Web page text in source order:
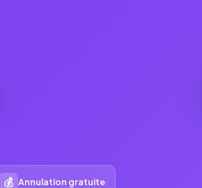
💰 Annulation gratuite